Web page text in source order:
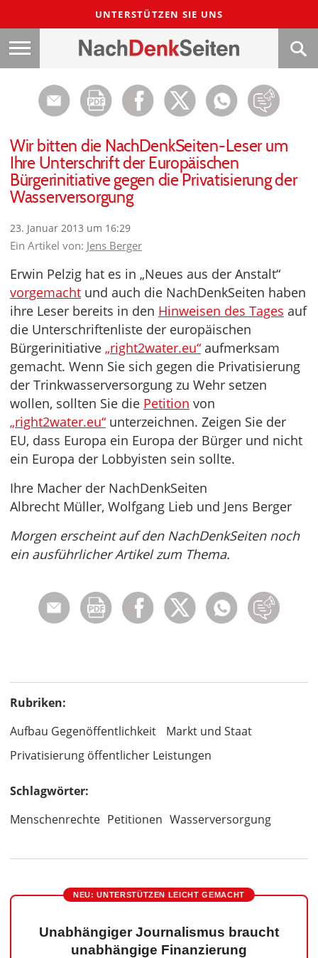
UNTERSTÜTZEN SIE UNS
Wir bitten die NachDenkSeiten-Leser um
Ihre Unterschrift der Europäischen
Bürgerinitiative gegen die Privatisierung der
Wasserversorgung
23. Januar 2013 um 16:29
Ein Artikel von: Jens Berger
Erwin Pelzig hat es in „Neues aus der Anstalt“
vorgemacht und auch die NachDenkSeiten haben
ihre Leser bereits in den Hinweisen des Tages auf
die Unterschriftenliste der europäischen
Bürgerinitiative „right2water.eu“ aufmerksam
gemacht. Wenn Sie sich gegen die Privatisierung
der Trinkwasserversorgung zu Wehr setzen
wollen, sollten Sie die Petition von
„right2water.eu“ unterzeichnen. Zeigen Sie der
EU, dass Europa ein Europa der Bürger und nicht
ein Europa der Lobbyisten sein sollte.
Ihre Macher der NachDenkSeiten
Albrecht Müller, Wolfgang Lieb und Jens Berger
Morgen erscheint auf den NachDenkSeiten noch
ein ausführlicher Artikel zum Thema.
Rubriken:
Aufbau Gegenöffentlichkeit
Markt und Staat
Privatisierung öffentlicher Leistungen
Schlagwörter:
Menschenrechte Petitionen Wasserversorgung
NEU: UNTERSTÜTZEN LEICHT GEMACHT
Unabhängiger Journalismus braucht
unabhängige Finanzierung